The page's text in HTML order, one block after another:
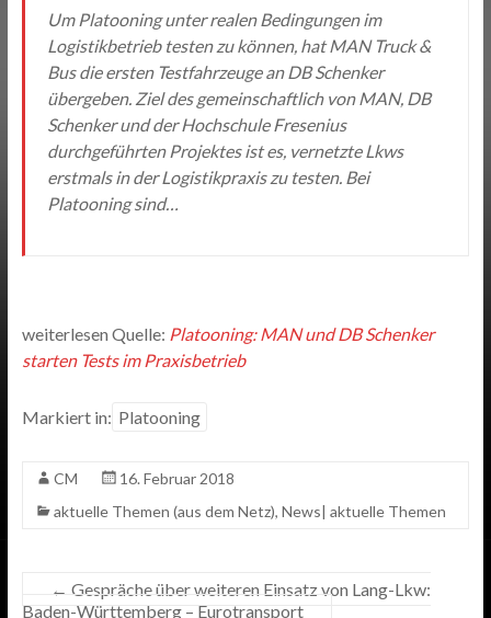
Um Platooning unter realen Bedingungen im
Logistikbetrieb testen zu können, hat MAN Truck &
Bus die ersten Testfahrzeuge an DB Schenker
übergeben. Ziel des gemeinschaftlich von MAN, DB
Schenker und der Hochschule Fresenius
durchgeführten Projektes ist es, vernetzte Lkws
erstmals in der Logistikpraxis zu testen. Bei
Platooning sind…
weiterlesen Quelle: Platooning: MAN und DB Schenker
starten Tests im Praxisbetrieb
Markiert in: Platooning
CM
16. Februar 2018
aktuelle Themen (aus dem Netz), News| aktuelle Themen
← Gespräche über weiteren Einsatz von Lang-Lkw:
Baden-Württemberg – Eurotransport